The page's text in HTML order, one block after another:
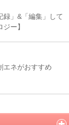
録」&「編集」して
ー】
エネがおすすめ